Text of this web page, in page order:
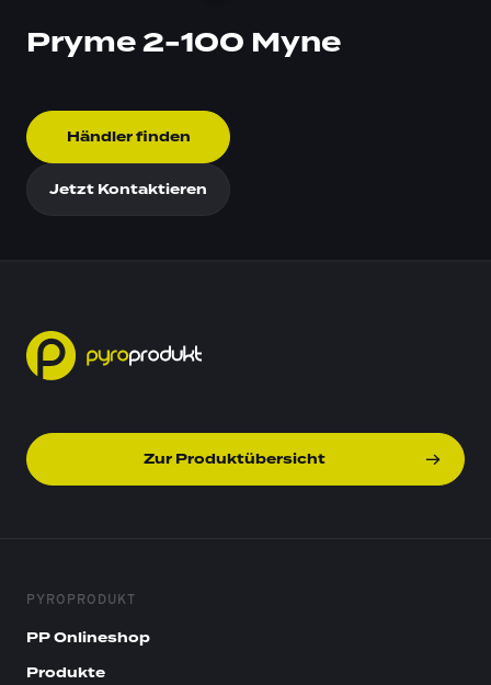
Pryme 2-100 Myne
Händler finden
Jetzt Kontaktieren
Zur Produktübersicht
PYROPRODUKT
PP Onlineshop
Produkte